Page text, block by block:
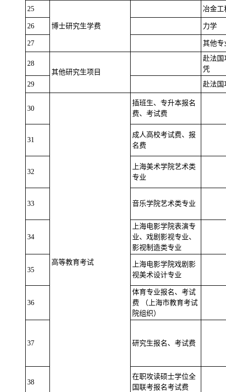
25
博士研究生学费
冶金工
26 力学
27 其他专
28
其他研究生项目
赴法国
凭
29
赴法国
30
高等教育考试
插班生、专升本报名
费、考试费
31
成人高校考试费、报
名费
32
上海美术学院艺术类
专业
33 音乐学院艺术类专业
34
上海电影学院表演专
业、戏剧影视专业、
影视制造类专业
35
上海电影学院戏剧影
视美术设计专业
36
体育专业报名、考试
费 （上海市教育考试
院组织）
37 研究生报名、考试费
38
在职攻读硕士学位全
国联考报名考试费